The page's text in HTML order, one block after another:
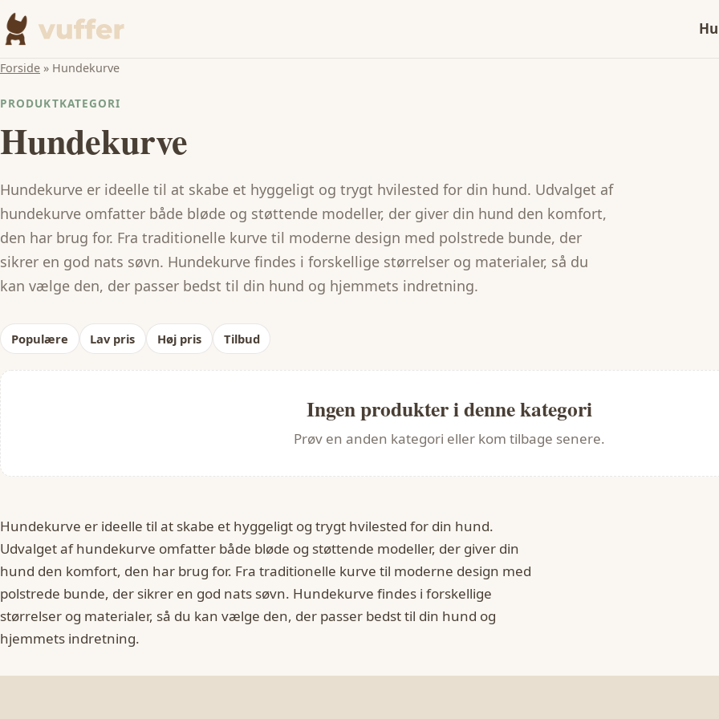
Forside » Hundekurve
PRODUKTKATEGORI
Hundekurve
Hundekurve er ideelle til at skabe et hyggeligt og trygt hvilested for din hund. Udvalget af
hundekurve omfatter både bløde og støttende modeller, der giver din hund den komfort,
den har brug for. Fra traditionelle kurve til moderne design med polstrede bunde, der
sikrer en god nats søvn. Hundekurve findes i forskellige størrelser og materialer, så du
kan vælge den, der passer bedst til din hund og hjemmets indretning.
Populære Lav pris Høj pris Tilbud
Ingen produkter i denne kategori
Prøv en anden kategori eller kom tilbage senere.
Hundekurve er ideelle til at skabe et hyggeligt og trygt hvilested for din hund.
Udvalget af hundekurve omfatter både bløde og støttende modeller, der giver din
hund den komfort, den har brug for. Fra traditionelle kurve til moderne design med
polstrede bunde, der sikrer en god nats søvn. Hundekurve findes i forskellige
størrelser og materialer, så du kan vælge den, der passer bedst til din hund og
hjemmets indretning.